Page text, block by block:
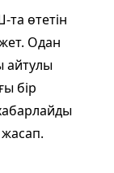
өтетін
Одан
айтулы
бір